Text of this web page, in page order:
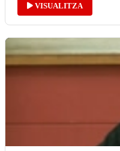
VISUALITZA